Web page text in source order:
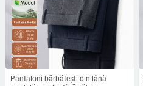
Pantaloni bărbătești din lână